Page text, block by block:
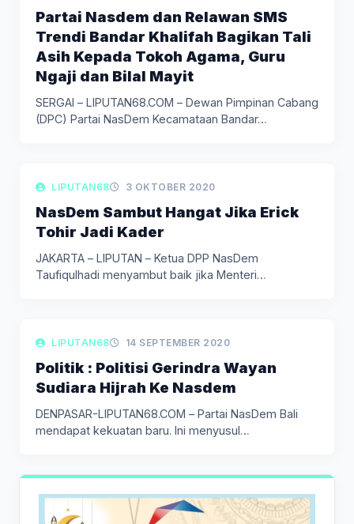
Partai Nasdem dan Relawan SMS
Trendi Bandar Khalifah Bagikan Tali
Asih Kepada Tokoh Agama, Guru
Ngaji dan Bilal Mayit
SERGAI – LIPUTAN68.COM – Dewan Pimpinan Cabang
(DPC) Partai NasDem Kecamataan Bandar…
LIPUTAN BERITA
LIPUTAN68 3 OKTOBER 2020
NasDem Sambut Hangat Jika Erick
Tohir Jadi Kader
JAKARTA – LIPUTAN – Ketua DPP NasDem
Taufiqulhadi menyambut baik jika Menteri…
LIPUTAN POLITIK
LIPUTAN68 14 SEPTEMBER 2020
Politik : Politisi Gerindra Wayan
Sudiara Hijrah Ke Nasdem
DENPASAR-LIPUTAN68.COM – Partai NasDem Bali
mendapat kekuatan baru. Ini menyusul